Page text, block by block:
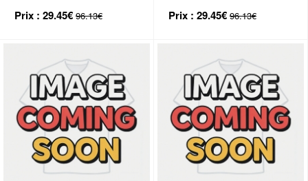
2026-27 Manche Courte (+
Prix : 29.45€ 96.13€
2026-27 Manche Courte (+
Prix : 29.45€ 96.13€